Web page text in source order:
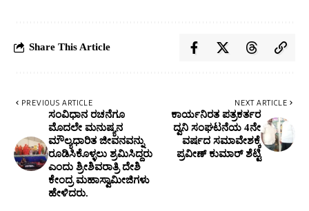
Share This Article
PREVIOUS ARTICLE
ಸಂವಿಧಾನ ರಚನೆಗೂ
ಮೊದಲೇ ಮನುಷ್ಯನ
ಮೌಲ್ಯಧಾರಿತ ಜೀವನವನ್ನು
ರೂಡಿಸಿಕೊಳ್ಳಲು ಶ್ರಮಿಸಿದ್ದರು
ಎಂದು ಶ್ರೀಶಿವರಾತ್ರಿ ದೇಶಿ
ಕೇಂದ್ರ ಮಹಾಸ್ವಾಮೀಜಿಗಳು
ಹೇಳಿದರು.
NEXT ARTICLE
ಕಾರ್ಯನಿರತ ಪತ್ರಕರ್ತರ
ದ್ವನಿ ಸಂಘಟನೆಯ 4ನೇ
ವರ್ಷದ ಸಮಾವೇಶಕ್ಕೆ
ಪ್ರವೀಣ್ ಕುಮಾರ್ ಶೆಟ್ಟಿ